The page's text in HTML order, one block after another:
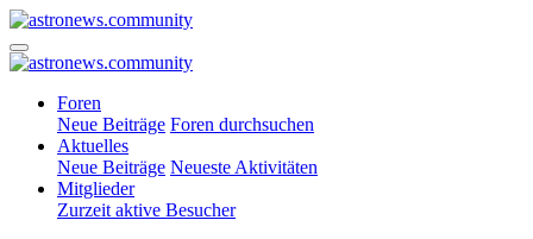
Foren
Neue Beiträge Foren durchsuchen
Aktuelles
Neue Beiträge Neueste Aktivitäten
Mitglieder
Zurzeit aktive Besucher